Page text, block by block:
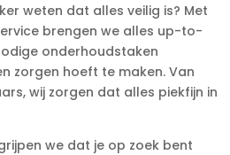
weten dat alles veilig is? Met
brengen we alles up-to-
onderhoudstaken
zorgen hoeft te maken. Van
wij zorgen dat alles piekfijn in
we dat je op zoek bent